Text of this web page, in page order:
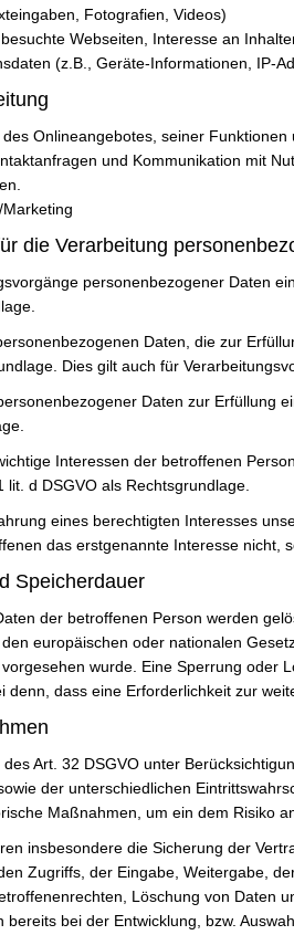
Fotografien, Videos)
Webseiten, Interesse an
(z.B., Geräte-Informationen, IP-
Onlineangebotes, seiner Funktionen
und Kommunikation mit
die Verarbeitung
personenbezogener Daten
Daten, die zur
Dies gilt auch für
Daten zur Erfüllung
Interessen der betroffenen
lit. d DSGVO als Rechtsgrundlage.
eines berechtigten Interesses
das erstgenannte Interesse nicht,
Speicherdauer
der betroffenen Person werden
europäischen oder nationalen
wurde. Eine Sperrung oder
denn, dass eine Erforderlichkeit zur
Art. 32 DSGVO unter
der unterschiedlichen
Maßnahmen, um ein dem Risiko
insbesondere die Sicherung der
Zugriffs, der Eingabe, Weitergabe,
Löschung von Daten
bereits bei der Entwicklung, bzw.